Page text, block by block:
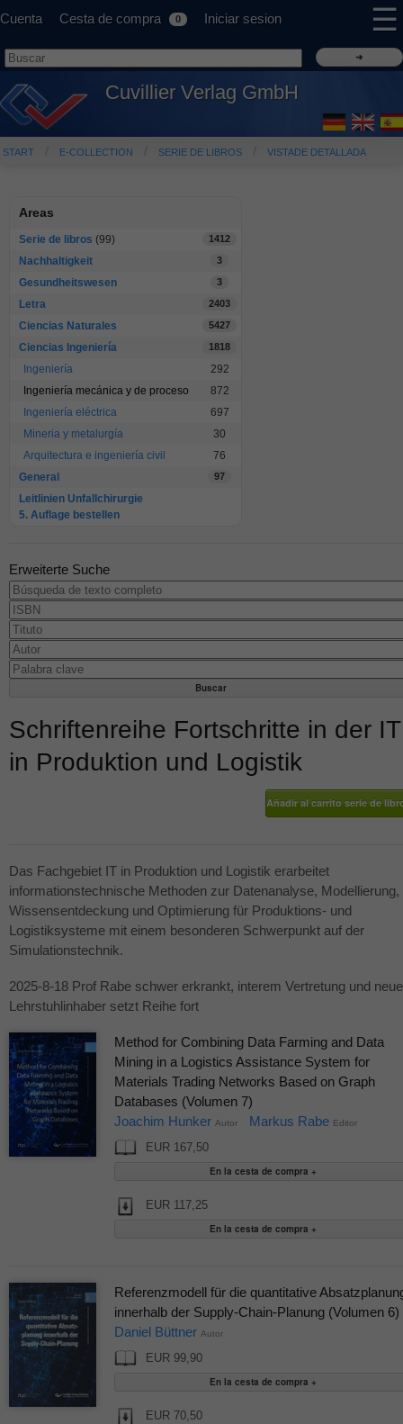
Cuenta Cesta de compra 0 Iniciar sesion ☰
Cuvillier Verlag GmbH
START E-COLLECTION SERIE DE LIBROS VISTADE DETALLADA
Areas
Serie de libros (99) 1412
Nachhaltigkeit 3
Gesundheitswesen 3
Letra 2403
Ciencias Naturales 5427
Ciencias Ingeniería 1818
Ingeniería
292
Ingeniería mecánica y de proceso
872
Ingeniería eléctrica
697
Mineria y metalurgía
30
Arquitectura e ingeniería civil
76
General
97
Leitlinien Unfallchirurgie
5. Auflage bestellen
Erweiterte Suche
Schriftenreihe Fortschritte in der IT
in Produktion und Logistik
Das Fachgebiet IT in Produktion und Logistik erarbeitet
informationstechnische Methoden zur Datenanalyse, Modellierung,
Wissensentdeckung und Optimierung für Produktions- und
Logistiksysteme mit einem besonderen Schwerpunkt auf der
Simulationstechnik.
2025-8-18 Prof Rabe schwer erkrankt, interem Vertretung und
Lehrstuhlinhaber setzt Reihe fort
Method for Combining Data Farming and Data
Mining in a Logistics Assistance System for
Materials Trading Networks Based on Graph
Databases (Volumen 7)
Joachim Hunker Autor Markus Rabe Editor
EUR 167,50
EUR 117,25
Referenzmodell für die quantitative
innerhalb der Supply-Chain-Planung (Volumen 6)
Daniel Büttner Autor
EUR 99,90
EUR 70,50